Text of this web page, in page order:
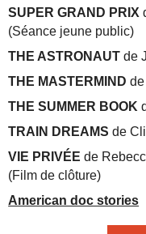
SUPER GRAND PRIX
(Séance jeune public)
THE ASTRONAUTde
THE MASTERMIND
THE SUMMER BOOK
TRAIN DREAMSde
VIE PRIVÉE de
(Film de clôture)
American doc stories